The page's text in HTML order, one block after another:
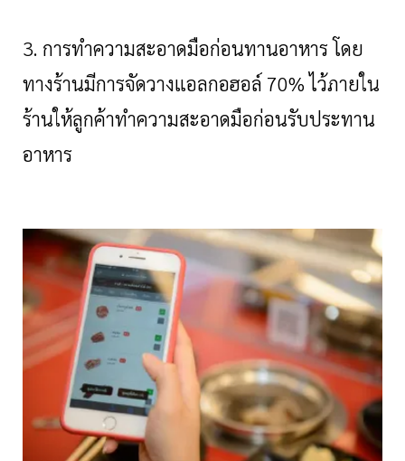
3. การทำความสะอาดมือก่อนทานอาหาร โดย
ทางร้านมีการจัดวางแอลกอฮอล์ 70% ไว้ภายใน
ร้านให้ลูกค้าทำความสะอาดมือก่อนรับประทาน
อาหาร